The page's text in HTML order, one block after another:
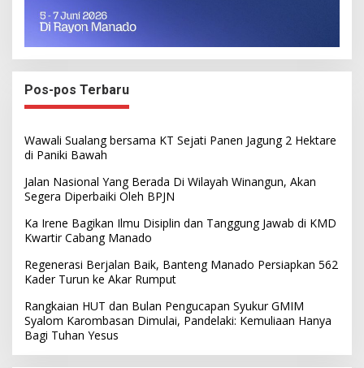
Pos-pos Terbaru
Wawali Sualang bersama KT Sejati Panen Jagung 2 Hektare
di Paniki Bawah
Jalan Nasional Yang Berada Di Wilayah Winangun, Akan
Segera Diperbaiki Oleh BPJN
Ka Irene Bagikan Ilmu Disiplin dan Tanggung Jawab di KMD
Kwartir Cabang Manado
Regenerasi Berjalan Baik, Banteng Manado Persiapkan 562
Kader Turun ke Akar Rumput
Rangkaian HUT dan Bulan Pengucapan Syukur GMIM
Syalom Karombasan Dimulai, Pandelaki: Kemuliaan Hanya
Bagi Tuhan Yesus